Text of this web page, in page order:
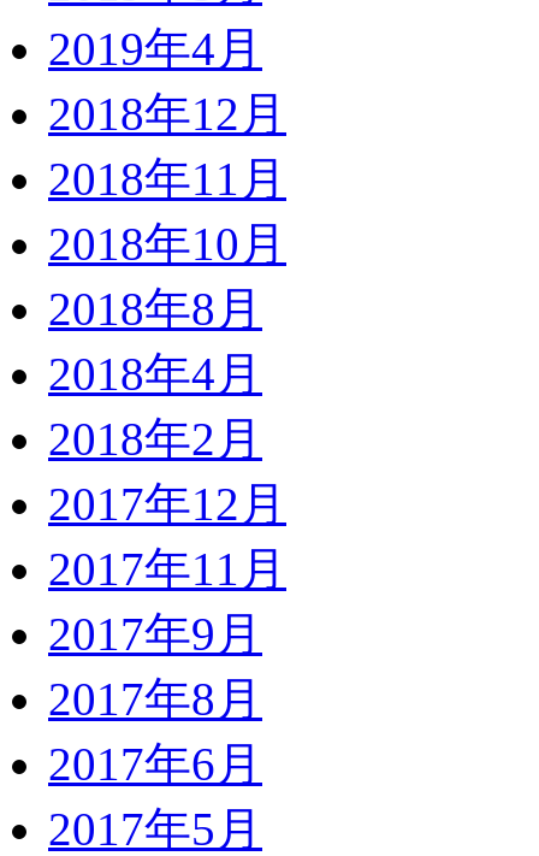
2019年4月
2018年12月
2018年11月
2018年10月
2018年8月
2018年4月
2018年2月
2017年12月
2017年11月
2017年9月
2017年8月
2017年6月
2017年5月